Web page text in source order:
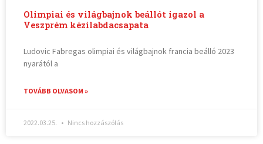
Olimpiai és világbajnok beállót igazol a
Veszprém kézilabdacsapata
Ludovic Fabregas olimpiai és világbajnok francia beálló 2023
nyarától a
TOVÁBB OLVASOM »
2022.03.25. Nincs hozzászólás